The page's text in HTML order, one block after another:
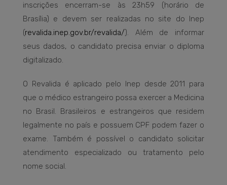
inscrições encerram-se às 23h59 (horário de
Brasília) e devem ser realizadas no site do Inep
(revalida.inep.gov.br/revalida/). Além de informar
seus dados, o candidato precisa enviar o diploma
digitalizado.
O Revalida é aplicado pelo Inep desde 2011 para
que o médico estrangeiro possa exercer a Medicina
no Brasil. Brasileiros e estrangeiros que residem
legalmente no país e possuem CPF podem fazer o
exame. Também é possível o candidato solicitar
atendimento especializado ou tratamento pelo
nome social.